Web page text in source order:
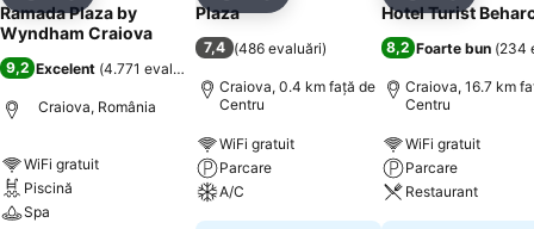
Ramada Plaza by
Wyndham Craiova
9,2 Excelent (4.771 evaluări
Craiova, România
WiFi gratuit
Piscină
Spa
Plaza
7,4 (486 evaluări)
Craiova, 0.4 km faţă de
Centru
WiFi gratuit
Parcare
A/C
Hotel Turist
8,2 Foarte bun (234
Craiova, 16.7 km
Centru
WiFi gratuit
Parcare
Restaurant